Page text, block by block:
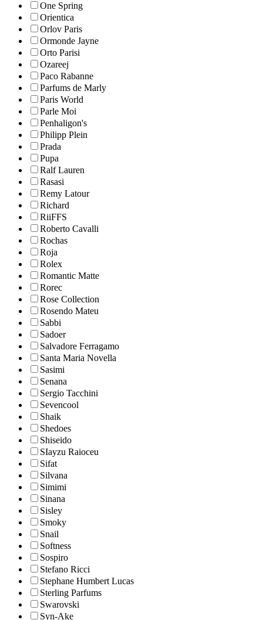
One Spring
Orientica
Orlov Paris
Ormonde Jayne
Orto Parisi
Ozareej
Paco Rabanne
Parfums de Marly
Paris World
Parle Moi
Penhaligon's
Philipp Plein
Prada
Pupa
Ralf Lauren
Rasasi
Remy Latour
Richard
RiiFFS
Roberto Cavalli
Rochas
Roja
Rolex
Romantic Matte
Rorec
Rose Collection
Rosendo Mateu
Sabbi
Sadoer
Salvadore Ferragamo
Santa Maria Novella
Sasimi
Senana
Sergio Tacchini
Sevencool
Shaik
Shedoes
Shiseido
SIayzu Raioceu
Sifat
Silvana
Simimi
Sinana
Sisley
Smoky
Snail
Softness
Sospiro
Stefano Ricci
Stephane Humbert Lucas
Sterling Parfums
Swarovski
Syn-Ake